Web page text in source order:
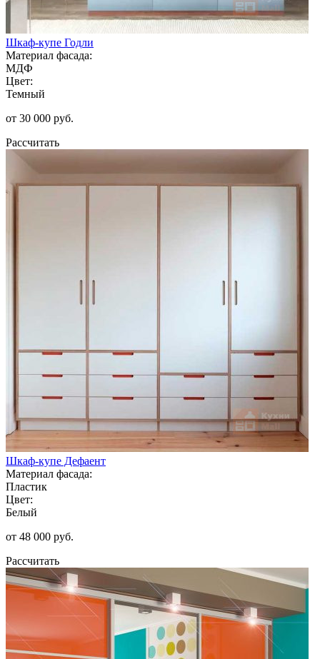
Шкаф-купе Годли
Материал фасада:
МДФ
Цвет:
Темный
от 30 000 руб.
Рассчитать
Шкаф-купе Дефаент
Материал фасада:
Пластик
Цвет:
Белый
от 48 000 руб.
Рассчитать